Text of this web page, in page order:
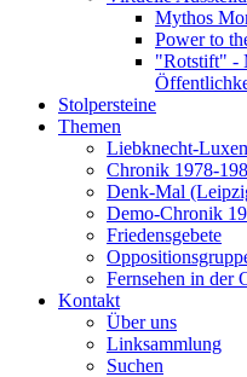
Mythos
Power to
"Rotstift" -
Stolpersteine
Themen
Liebknecht-
Chronik 1978-
Denk-Mal
Demo-Chronik
Friedensgebete
Fernsehen in der
Kontakt
Über uns
Linksammlung
Suchen